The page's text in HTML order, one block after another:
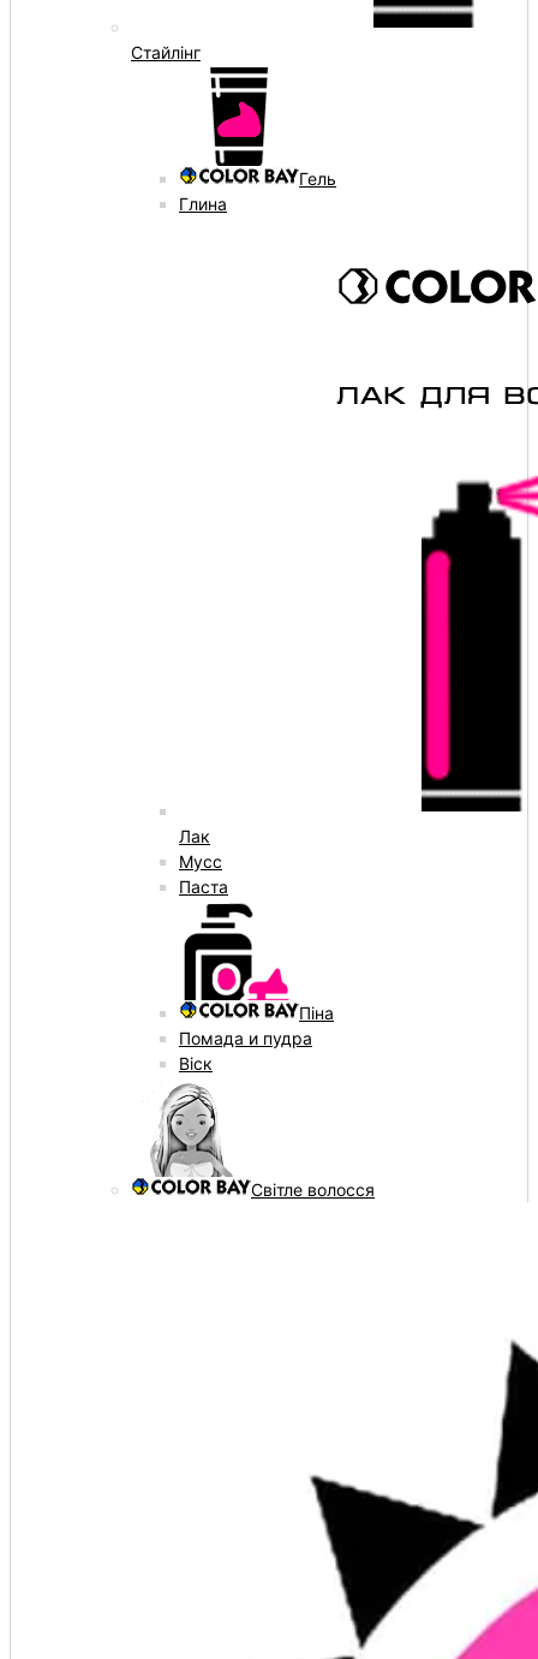
Стайлінг
Гель
Глина
Лак
Мусс
Паста
Піна
Помада и пудра
Віск
Світле волосся